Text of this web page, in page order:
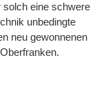
solch eine schwere
unbedingte
neu gewonnenen